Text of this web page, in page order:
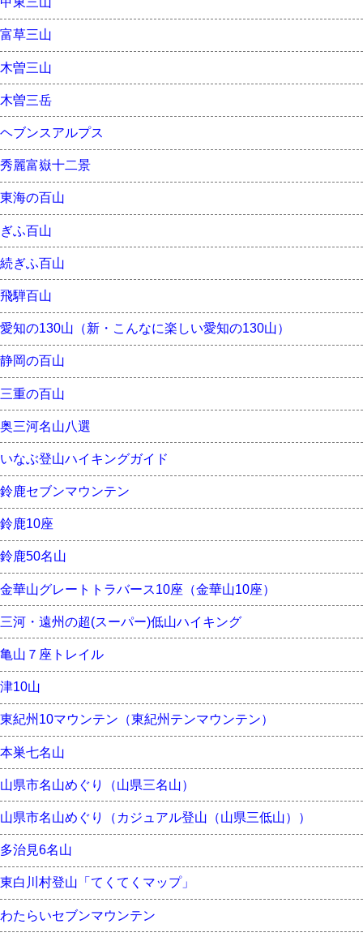
富草三山
木曽三山
木曽三岳
ヘブンスアルプス
秀麗富嶽十二景
東海の百山
ぎふ百山
続ぎふ百山
飛騨百山
愛知の130山（新・こんなに楽しい愛知の130山）
静岡の百山
三重の百山
奥三河名山八選
いなぶ登山ハイキングガイド
鈴鹿セブンマウンテン
鈴鹿10座
鈴鹿50名山
金華山グレートトラバース10座（金華山10座）
三河・遠州の超(スーパー)低山ハイキング
亀山７座トレイル
津10山
東紀州10マウンテン（東紀州テンマウンテン）
本巣七名山
山県市名山めぐり（山県三名山）
山県市名山めぐり（カジュアル登山（山県三低山））
多治見6名山
東白川村登山「てくてくマップ」
わたらいセブンマウンテン